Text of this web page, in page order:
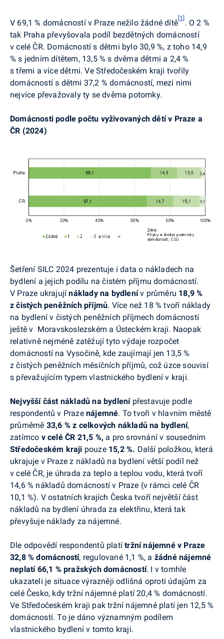
V 69,1 % domácností v Praze nežilo žádné dítě
[1]
. O 2 %
tak Praha převyšovala podíl bezdětných domácností
v celé ČR. Domácností s dětmi bylo 30,9 %, z toho 14,9
% s jedním dítětem, 13,5 % s dvěma dětmi a 2,4 %
s třemi a více dětmi. Ve Středočeském kraji tvořily
domácností s dětmi 37,2 % domácností, mezi nimi
nejvíce převažovaly ty se dvěma potomky.
Domácnosti podle počtu vyživovaných dětí v Praze a
ČR (2024)
Šetření SILC 2024 prezentuje i data o nákladech na
bydlení a jejich podílu na čistém příjmu domácností.
V Praze ukrajujínáklady na bydlenív průměru 18,9 %
z čistých peněžních příjmů. Více než 18 % tvoří náklady
na bydlení v čistých peněžních příjmech domácností
ještě v Moravskoslezském a Ústeckém kraji. Naopak
relativně nejméně zatěžují tyto výdaje rozpočet
domácností na Vysočině, kde zaujímají jen 13,5 %
z čistých peněžních měsíčních příjmů, což úzce souvisí
s převažujícím typem vlastnického bydlení v kraji.
Nejvyšší část nákladů na bydlenípřestavuje podle
respondentů v Praze nájemné. To tvoři v hlavním městě
průměrně 33,6 % z celkových nákladů na bydlení,
zatímco v celé ČR 21,5 %, a pro srovnání v sousedním
Středočeském kraji pouze15,2 %. Další položkou, která
ukrajuje v Praze z nákladů na bydlení větší podíl než
v celé ČR, je úhrada za teplo a teplou vodu, která tvoří
14,6 % nákladů domácností v Praze (v rámci celé ČR
10,1 %). V ostatních krajích Česka tvoří největší část
nákladů na bydlení úhrada za elektřinu, která tak
převyšuje náklady za nájemné.
Dle odpovědí respondentů platítržní nájemné v Praze
32,8 % domácností, regulované 1,1 %, a žádné nájemné
neplatí 66,1 % pražských domácností. I v tomhle
ukazateli je situace výrazněji odlišná oproti údajům za
celé Česko, kdy tržní nájemné platí 20,4 % domácností.
Ve Středočeském kraji pak tržní nájemné platí jen 12,5 %
domácností. To je dáno významným podílem
vlastnického bydlení v tomto kraji.